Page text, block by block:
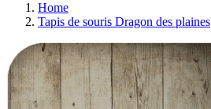
Home
Tapis de souris Dragon des plaines